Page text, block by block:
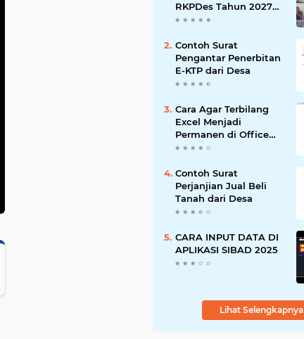
RKPDes Tahun 2027
Desa Sarwodadi
Contoh Surat
Pengantar Penerbitan
E-KTP dari Desa
Cara Agar Terbilang
Excel Menjadi
Permanen di Office
2016
Contoh Surat
Perjanjian Jual Beli
Tanah dari Desa
CARA INPUT DATA DI
APLIKASI SIBAD 2025
Lihat Selengkapnya